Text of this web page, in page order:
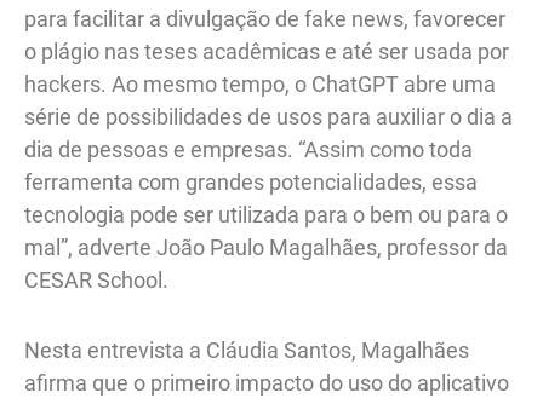
para facilitar a divulgação de fake news, favorecer
o plágio nas teses acadêmicas e até ser usada por
hackers. Ao mesmo tempo, o ChatGPT abre uma
série de possibilidades de usos para auxiliar o dia a
dia de pessoas e empresas. “Assim como toda
ferramenta com grandes potencialidades, essa
tecnologia pode ser utilizada para o bem ou para o
mal”, adverte João Paulo Magalhães, professor da
CESAR School.
Nesta entrevista a Cláudia Santos, Magalhães
afirma que o primeiro impacto do uso do aplicativo